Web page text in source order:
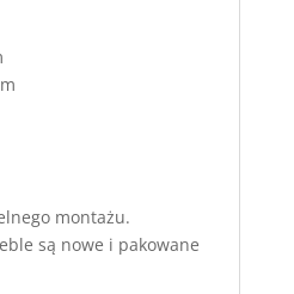
montażu.
są nowe i pakowane